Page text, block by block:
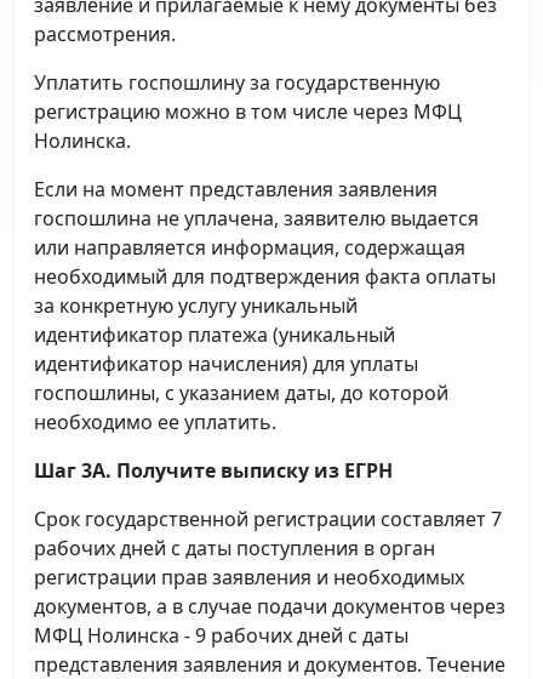
рассмотрения.
Уплатить госпошлину за государственную
регистрацию можно в том числе через МФЦ
Нолинска.
Если на момент представления заявления
госпошлина не уплачена, заявителю выдается
или направляется информация, содержащая
необходимый для подтверждения факта оплаты
за конкретную услугу уникальный
идентификатор платежа (уникальный
идентификатор начисления) для уплаты
госпошлины, с указанием даты, до которой
необходимо ее уплатить.
Шаг 3А. Получите выписку из ЕГРН
Срок государственной регистрации составляет 7
рабочих дней с даты поступления в орган
регистрации прав заявления и необходимых
документов, а в случае подачи документов через
МФЦ Нолинска - 9 рабочих дней с даты
представления заявления и документов. Течение